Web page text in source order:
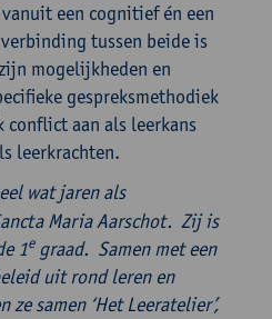
een cognitief én een
tussen beide is
mogelijkheden en
gespreksmethodiek
aan als leerkans
leerkrachten.
wat jaren als
Maria Aarschot. Zij is
1egraad. Samen met een
uit rond leren en
samen ‘Het Leeratelier’,